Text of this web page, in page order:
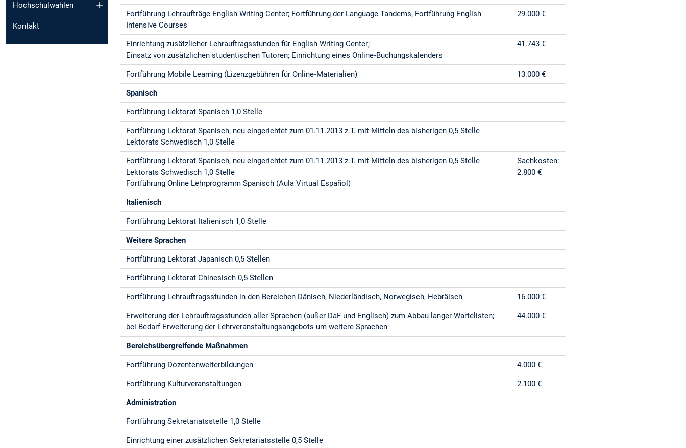
Hochschulwahlen
Kontakt
Fortführung Lehraufträge English Writing Center; Fortführung der Language Tandems, Fortführung English
Intensive Courses
29.000 €
Einrichtung zusätzlicher Lehrauftragsstunden für English Writing Center;
Einsatz von zusätzlichen studentischen Tutoren; Einrichtung eines Online‐Buchungskalenders
41.743 €
Fortführung Mobile Learning (Lizenzgebühren für Online‐Materialien) 13.000 €
Spanisch
Fortführung Lektorat Spanisch 1,0 Stelle
Fortführung Lektorat Spanisch, neu eingerichtet zum 01.11.2013 z.T. mit Mitteln des bisherigen 0,5 Stelle
Lektorats Schwedisch 1,0 Stelle
Fortführung Lektorat Spanisch, neu eingerichtet zum 01.11.2013 z.T. mit Mitteln des bisherigen 0,5 Stelle
Lektorats Schwedisch 1,0 Stelle
Fortführung Online Lehrprogramm Spanisch (Aula Virtual Español)
Sachkosten:
2.800 €
Italienisch
Fortführung Lektorat Italienisch 1,0 Stelle
Weitere Sprachen
Fortführung Lektorat Japanisch 0,5 Stellen
Fortführung Lektorat Chinesisch 0,5 Stellen
Fortführung Lehrauftragsstunden in den Bereichen Dänisch, Niederländisch, Norwegisch, Hebräisch 16.000 €
Erweiterung der Lehrauftragsstunden aller Sprachen (außer DaF und Englisch) zum Abbau langer Wartelisten;
bei Bedarf Erweiterung der Lehrveranstaltungsangebots um weitere Sprachen
44.000 €
Bereichsübergreifende Maßnahmen
Fortführung Dozentenweiterbildungen 4.000 €
Fortführung Kulturveranstaltungen 2.100 €
Administration
Fortführung Sekretariatsstelle 1,0 Stelle
Einrichtung einer zusätzlichen Sekretariatsstelle 0,5 Stelle